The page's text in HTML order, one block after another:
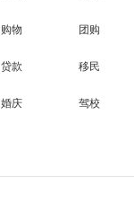
购物 团购
贷款 移民
婚庆 驾校